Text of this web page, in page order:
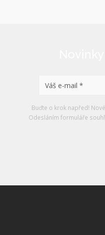
Buďte o krok napřed!
Odesláním formuláře